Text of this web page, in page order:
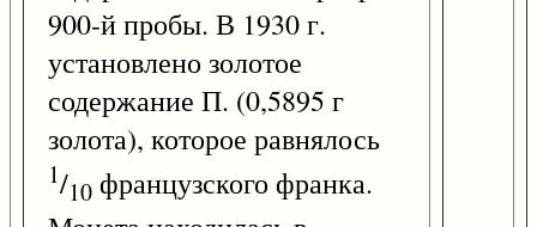
900-й пробы. В 1930 г.
установлено золотое
содержание П. (0,5895 г
золота), которое равнялось
1/10 французского франка.